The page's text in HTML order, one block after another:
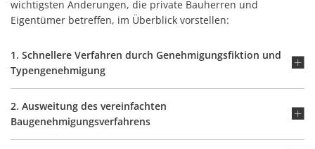
wichtigsten Änderungen, die private Bauherren und
Eigentümer betreffen, im Überblick vorstellen:
1. Schnellere Verfahren durch Genehmigungsfiktion und
Typengenehmigung
2. Ausweitung des vereinfachten
Baugenehmigungsverfahrens